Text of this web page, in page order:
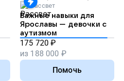
Рассвет
Важные навыки для
Ярославы — девочки с
аутизмом
175 720 ₽
из 188 000 ₽
Помочь